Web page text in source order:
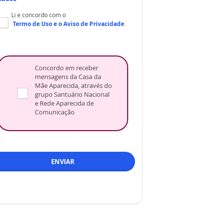
Li e concordo com o
Termo de Usoe oAviso de Privacidade
Concordo em receber
mensagens da Casa da
Mãe Aparecida, através do
grupo Santuário Nacional
e Rede Aparecida de
Comunicação
ENVIAR